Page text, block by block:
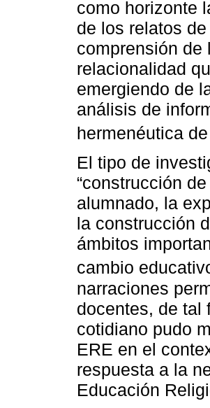
como horizonte
de los relatos
comprensión
relacionalidad
emergiendo de
análisis de
hermenéutica
El tipo de
“construcción
alumnado, la
la construcción
ámbitos
cambio
narraciones
docentes, de tal
cotidiano pudo
ERE en el
respuesta a la
Educación